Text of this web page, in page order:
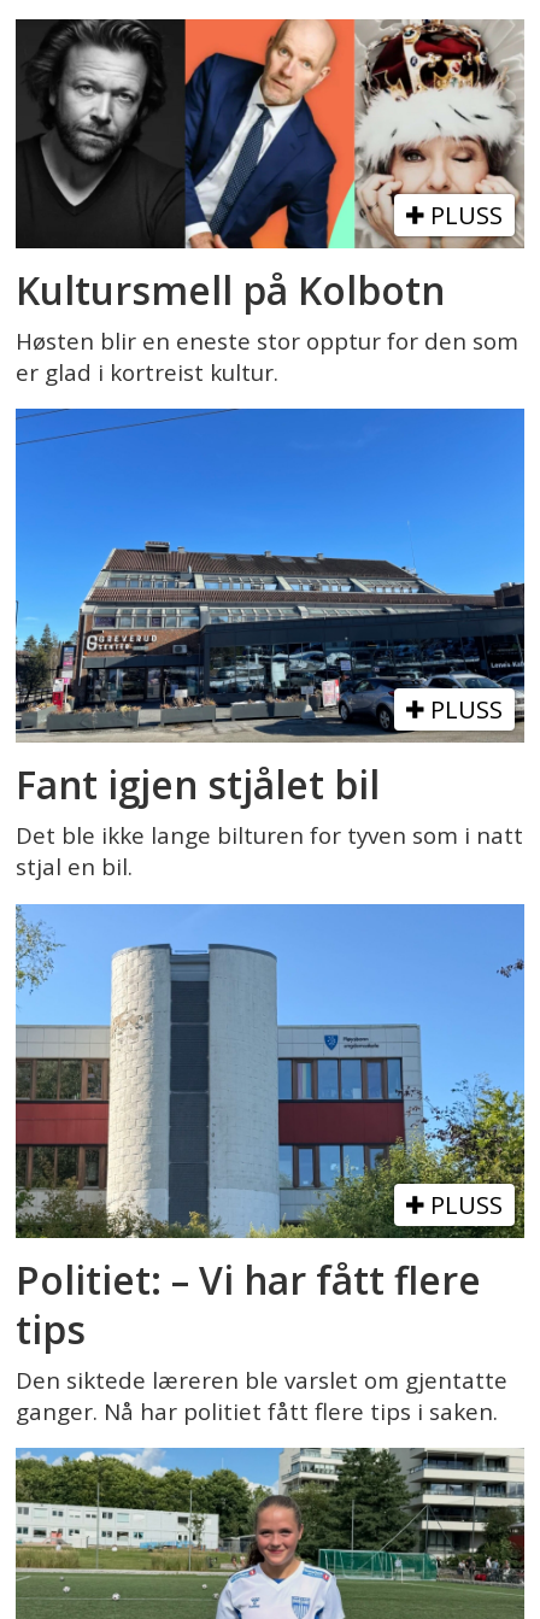
PLUSS
Kultursmell på Kolbotn
Høsten blir en eneste stor opptur for den som
er glad i kortreist kultur.
PLUSS
Fant igjen stjålet bil
Det ble ikke lange bilturen for tyven som i natt
stjal en bil.
PLUSS
Politiet: – Vi har fått flere
tips
Den siktede læreren ble varslet om gjentatte
ganger. Nå har politiet fått flere tips i saken.